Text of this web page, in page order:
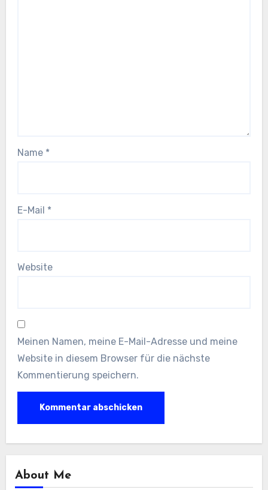
Name *
E-Mail *
Website
Meinen Namen, meine E-Mail-Adresse und meine
Website in diesem Browser für die nächste
Kommentierung speichern.
About Me